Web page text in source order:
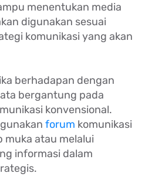
menentukan media
digunakan sesuai
komunikasi yang akan
berhadapan dengan
bergantung pada
konvensional.
forum komunikasi
muka atau melalui
informasi dalam